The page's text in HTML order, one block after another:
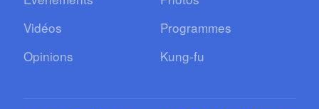
Vidéos
Programmes
Opinions
Kung-fu